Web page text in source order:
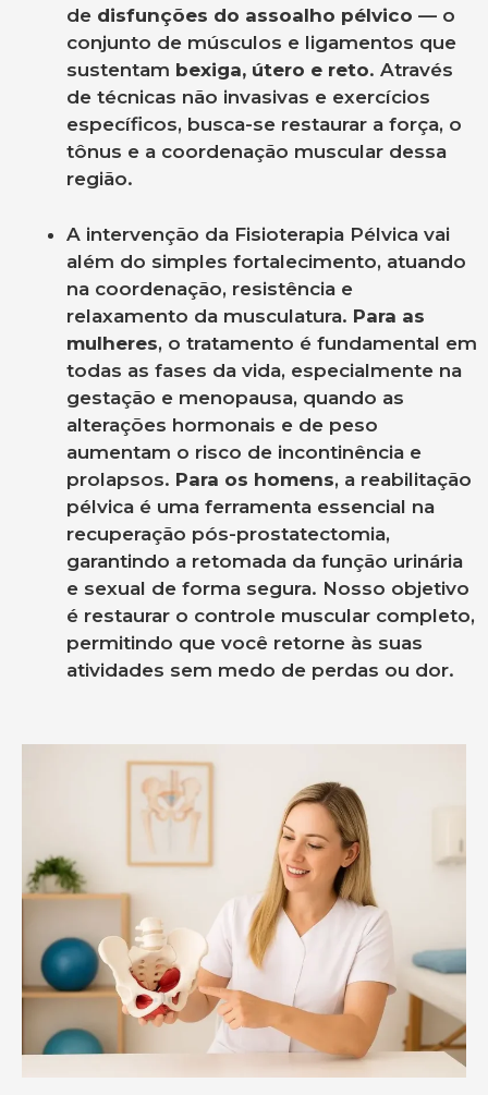
de disfunções do assoalho pélvico — o
conjunto de músculos e ligamentos que
sustentam bexiga, útero e reto. Através
de técnicas não invasivas e exercícios
específicos, busca-se restaurar a força, o
tônus e a coordenação muscular dessa
região.
A intervenção da Fisioterapia Pélvica vai
além do simples fortalecimento, atuando
na coordenação, resistência e
relaxamento da musculatura. Para as
mulheres, o tratamento é fundamental em
todas as fases da vida, especialmente na
gestação e menopausa, quando as
alterações hormonais e de peso
aumentam o risco de incontinência e
prolapsos. Para os homens, a reabilitação
pélvica é uma ferramenta essencial na
recuperação pós-prostatectomia,
garantindo a retomada da função urinária
e sexual de forma segura. Nosso objetivo
é restaurar o controle muscular completo,
permitindo que você retorne às suas
atividades sem medo de perdas ou dor.